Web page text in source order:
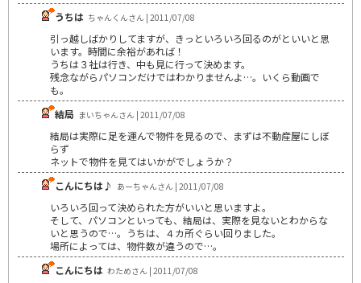
うちは ちゃんくんさん | 2011/07/08
引っ越しばかりしてますが、きっといろいろ回るのがといいと思
います。時間に余裕があれば！
うちは３社は行き、中も見に行って決めます。
残念ながらパソコンだけではわかりませんよ…。いくら動画で
も。
結局 まいちゃんさん | 2011/07/08
結局は実際に足を運んで物件を見るので、まずは不動産屋にしぼ
らず
ネットで物件を見てはいかがでしょうか？
こんにちは♪ あーちゃんさん | 2011/07/08
いろいろ回って決められた方がいいと思いますよ。
そして、パソコンといっても、結局は、実際を見ないとわからな
いと思うので…。うちは、４カ所ぐらい回りました。
場所によっては、物件数が違うので…。
こんにちは わためさん | 2011/07/08